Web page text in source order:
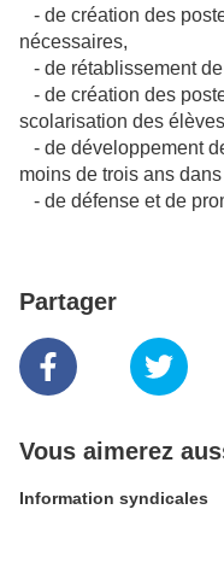
- de création des
nécessaires,
- de rétablissement
- de création des
scolarisation des
- de développement
moins de trois ans
- de défense et de
Partager
Vous aimerez
Information syndicales